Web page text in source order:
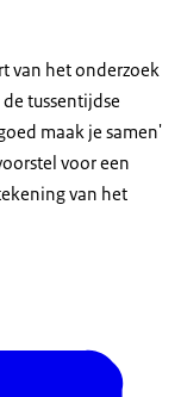
van het onderzoek
tussentijdse
maak je samen'
voor een
van het